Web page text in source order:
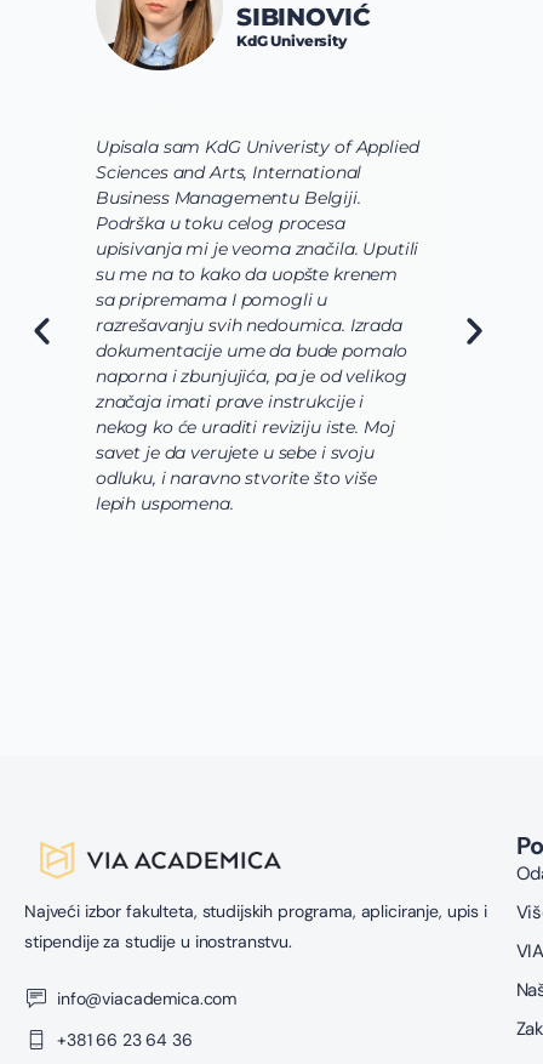
Upisala sam KdG Univeristy of Applied
Sciences and Arts, International
Business Managementu Belgiji.
Podrška u toku celog procesa
upisivanja mi je veoma značila. Uputili
su me na to kako da uopšte krenem
sa pripremama I pomogli u
razrešavanju svih nedoumica. Izrada
dokumentacije ume da bude pomalo
naporna i zbunjujića, pa je od velikog
značaja imati prave instrukcije i
nekog ko će uraditi reviziju iste. Moj
savet je da verujete u sebe i svoju
odluku, i naravno stvorite što više
lepih uspomena.
SIBINOVIĆ
KdG University
Najveći izbor fakulteta, studijskih programa, apliciranje, upis i
stipendije za studije u inostranstvu.
info@viacademica.com
+381 66 23 64 36